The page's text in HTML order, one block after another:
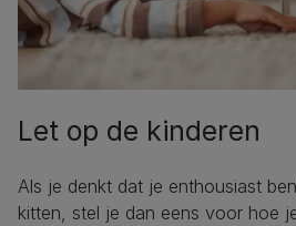
Let op de kinderen
Als je denkt dat je enthousiast
kitten, stel je dan eens voor hoe